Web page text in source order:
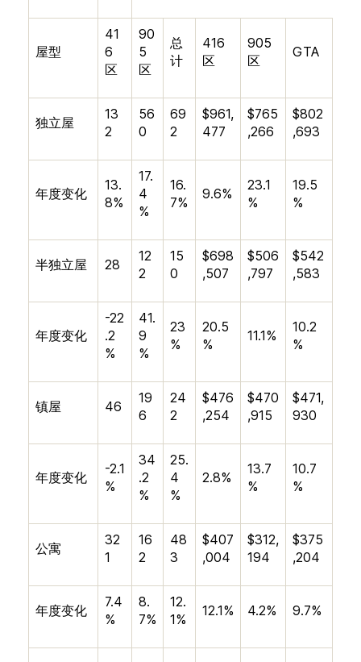
屋型
41
6
区
90
5
区
总
计
416
区
905
区
GTA
独立屋
13
2
56
0
69
2
$961,
477
$765
,266
$802
,693
年度变化
13.
8%
17.
4
%
16.
7%
9.6%
23.1
%
19.5
%
半独立屋 28
12
2
15
0
$698
,507
$506
,797
$542
,583
年度变化
-22
.2
%
41.
9
%
23
%
20.5
%
11.1%
10.2
%
镇屋 46
19
6
24
2
$476
,254
$470
,915
$471,
930
年度变化
-2.1
%
34
.2
%
25.
4
%
2.8%
13.7
%
10.7
%
公寓
32
1
16
2
48
3
$407
,004
$312,
194
$375
,204
年度变化
7.4
%
8.
7%
12.
1%
12.1% 4.2% 9.7%